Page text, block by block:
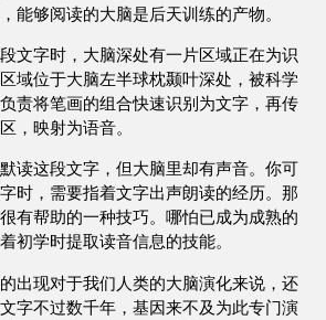
能够阅读的大脑是后天训练的产物。
字时，大脑深处有一片区域正在为识
域位于大脑左半球枕颞叶深处，被科学
责将笔画的组合快速识别为文字，再传
，映射为语音。
这段文字，但大脑里却有声音。你可
时，需要指着文字出声朗读的经历。那
有帮助的一种技巧。哪怕已成为成熟的
初学时提取读音信息的技能。
现对于我们人类的大脑演化来说，还
字不过数千年，基因来不及为此专门演